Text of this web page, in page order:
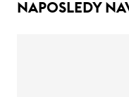
NAPOSLEDY